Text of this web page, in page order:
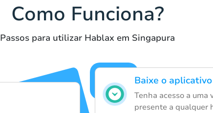
Como Funciona?
Passos para utilizar Hablax em Singapura
Baixe o
Tenha acesso a uma
presente a qualquer